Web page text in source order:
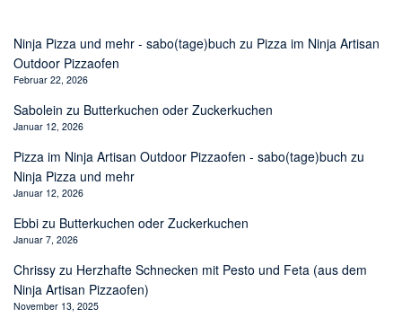
Ninja Pizza und mehr - sabo(tage)buch zu Pizza im Ninja Artisan
Outdoor Pizzaofen
Februar 22, 2026
Sabolein zu Butterkuchen oder Zuckerkuchen
Januar 12, 2026
Pizza im Ninja Artisan Outdoor Pizzaofen - sabo(tage)buch zu
Ninja Pizza und mehr
Januar 12, 2026
Ebbi zu Butterkuchen oder Zuckerkuchen
Januar 7, 2026
Chrissy zu Herzhafte Schnecken mit Pesto und Feta (aus dem
Ninja Artisan Pizzaofen)
November 13, 2025